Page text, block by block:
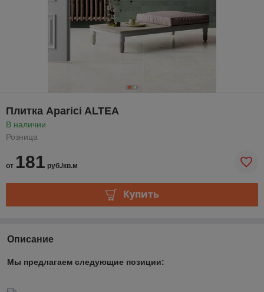
Плитка Aparici ALTEA
В наличии
Розница
от 181 руб./кв.м
Купить
Описание
Мы предлагаем следующие позиции: